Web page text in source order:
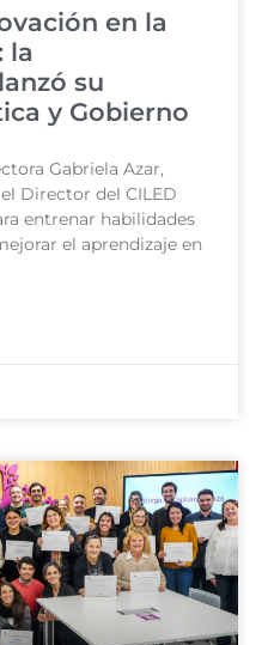
en la
la
su
y Gobierno
Gabriela Azar,
Director del CILED
entrenar habilidades
el aprendizaje en